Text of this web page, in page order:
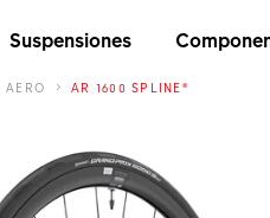
Suspensiones
AERO AR 1600 SPLINE®